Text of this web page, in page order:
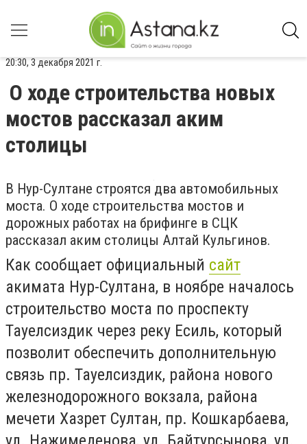
20:30, 3 декабря 2021 г.
О ходе строительства новых
мостов рассказал аким
столицы
В Нур-Султане строятся два автомобильных
моста. О ходе строительства мостов и
дорожных работах на брифинге в СЦК
рассказал аким столицы Алтай Кульгинов.
Как сообщает официальный сайт
акимата Нур-Султана, в ноябре началось
строительство моста по проспекту
Тауелсиздик через реку Есиль, который
позволит обеспечить дополнительную
связь пр. Тауелсиздик, района нового
железнодорожного вокзала, района
мечети Хазрет Султан, пр. Кошкарбаева,